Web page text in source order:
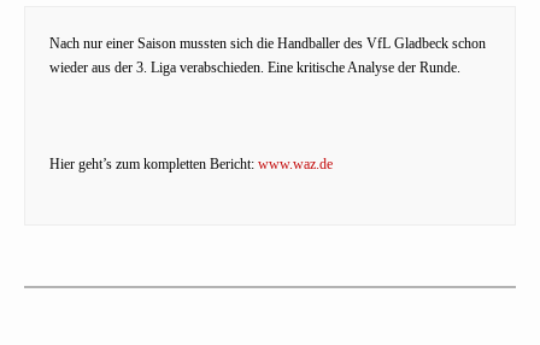
Nach nur einer Saison mussten sich die Handballer des VfL Gladbeck schon
wieder aus der 3. Liga verabschieden. Eine kritische Analyse der Runde.
Hier geht’s zum kompletten Bericht: www.waz.de